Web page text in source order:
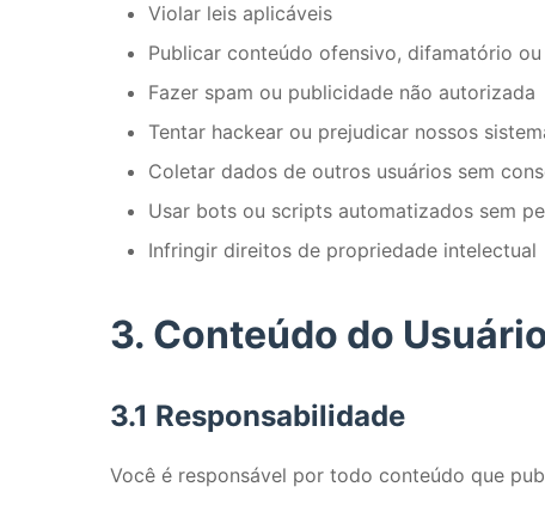
Violar leis aplicáveis
Publicar conteúdo ofensivo, difamatório ou
Fazer spam ou publicidade não autorizada
Tentar hackear ou prejudicar nossos
Coletar dados de outros usuários sem
Usar bots ou scripts automatizados sem
Infringir direitos de propriedade intelectual
3. Conteúdo do
3.1 Responsabilidade
Você é responsável por todo conteúdo que